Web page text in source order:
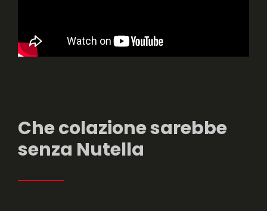
Che colazione sarebbe
senza Nutella